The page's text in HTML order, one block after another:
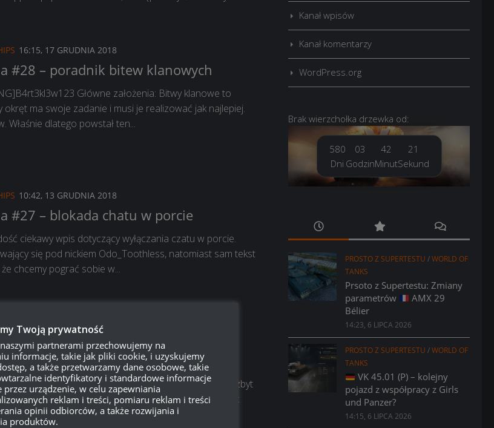
16:15, 17 GRUDNIA 2018
#28 – poradnik bitew klanowych
Główne założenia: Bitwy klanowe to
okręt ma swoje zadanie i musi je realizować jak najlepiej.
Właśnie dlatego powstał ten...
10:42, 13 GRUDNIA 2018
#27 – blokada chatu w porcie
ciekawy wpis dotyczący wyłączania czatu w porcie.
się pod nickiem Odo_Toothless, natomiast sam tekst
chcemy pograć sobie w...
11:33, 15 LISTOPADA 2018
of Warships borykają się z nawracającym problem zbyt
proszą o pomoc w celu ustalenia tego problemu:
problem...
Kanał wpisów
Kanał komentarzy
WordPress.org
Brak wierzchołka drzewka od:
580
Dni
03
Godzin
42
Minut
21
Sekund
PROSTO Z SUPERTESTU /WORLD OF
TANKS
Prsoto z Supertestu: Zmiany
parametrów
AMX 29
Bélier
14:23, 6 LIPCA 2026
PROSTO Z SUPERTESTU /WORLD OF
TANKS
VK 45.01 (P) – kolejny
pojazd z współpracy z Girls
und Panzer?
14:15, 6 LIPCA 2026
Twoją prywatność
naszymi partnerami przechowujemy na
informacje, takie jak pliki cookie, i uzyskujemy
a także przetwarzamy dane osobowe, takie
identyfikatory i standardowe informacje
przez urządzenie, w celu zapewniania
reklam i treści, pomiaru reklam i treści
opinii odbiorców, a także rozwijania i
produktów.